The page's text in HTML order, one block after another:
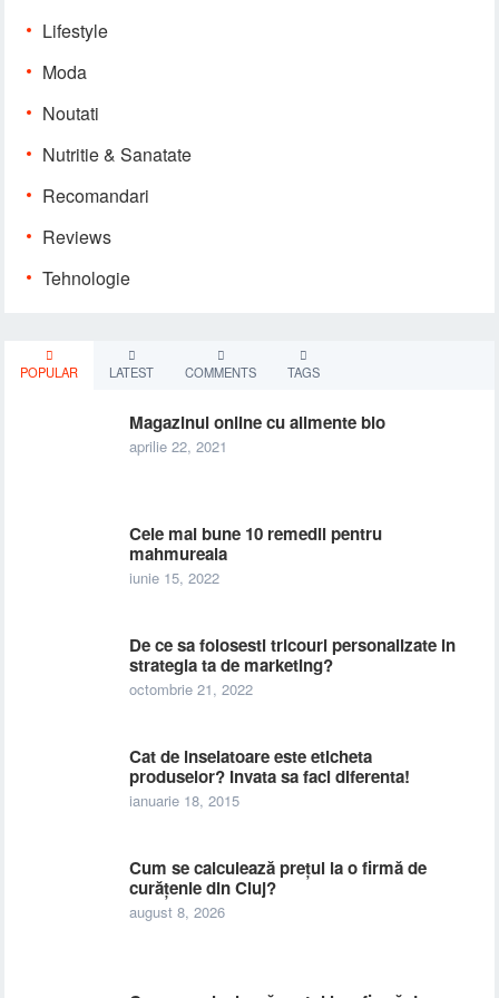
Lifestyle
Moda
Noutati
Nutritie & Sanatate
Recomandari
Reviews
Tehnologie
POPULAR LATEST COMMENTS TAGS
Magazinul online cu alimente bio
aprilie 22, 2021
Cele mai bune 10 remedii pentru
mahmureala
iunie 15, 2022
De ce sa folosesti tricouri personalizate in
strategia ta de marketing?
octombrie 21, 2022
Cat de inselatoare este eticheta
produselor? Invata sa faci diferenta!
ianuarie 18, 2015
Cum se calculează prețul la o firmă de
curățenie din Cluj?
august 8, 2026